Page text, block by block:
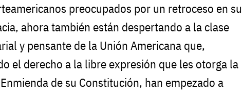
preocupados por un retroceso en su
ahora también están despertando a la clase
y pensante de la Unión Americana que,
el derecho a la libre expresión que les otorga la
de su Constitución, han empezado a